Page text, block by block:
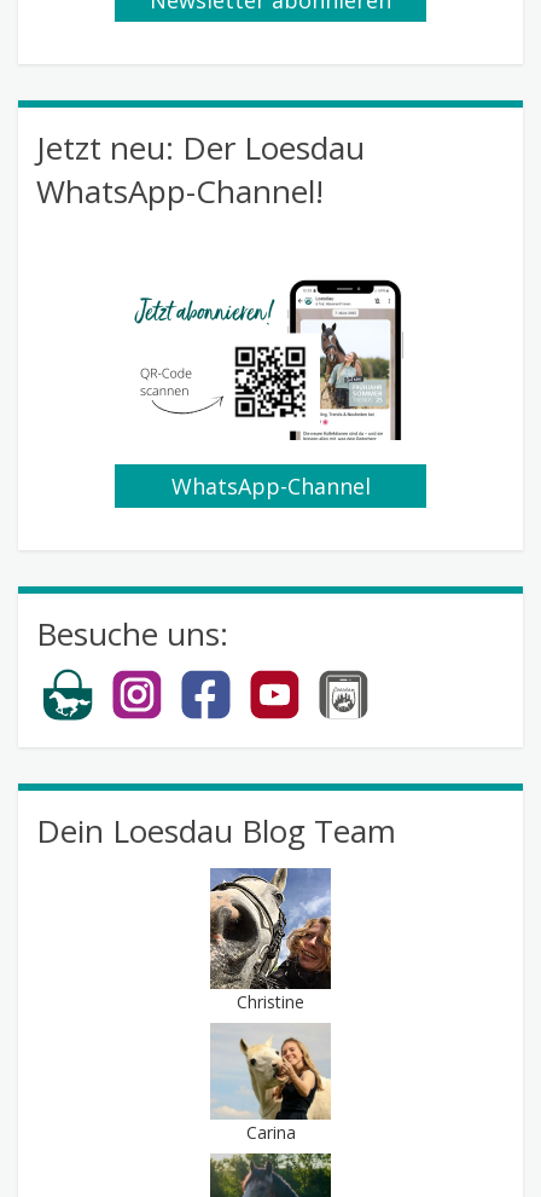
Jetzt neu: Der Loesdau
WhatsApp-Channel!
WhatsApp-Channel
Besuche uns:
Dein Loesdau Blog Team
Christine
Carina